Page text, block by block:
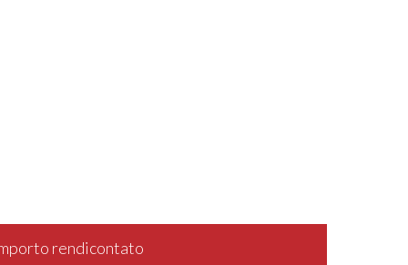
rendicontato